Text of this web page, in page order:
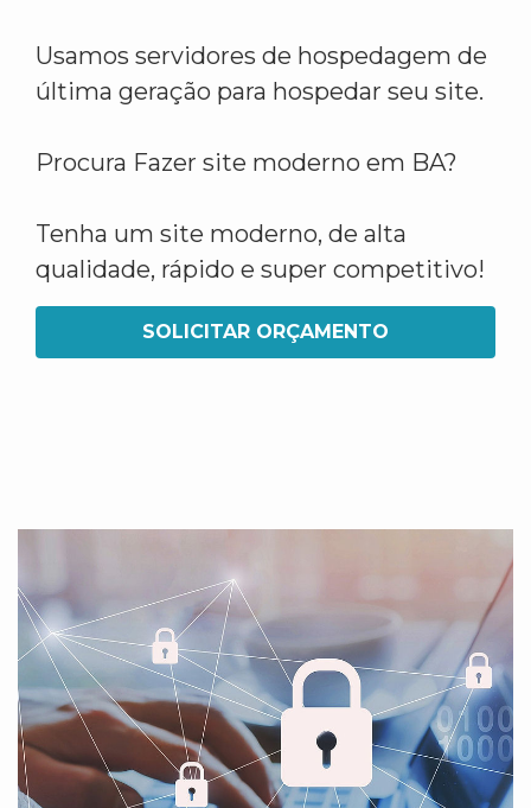
Usamos servidores de hospedagem de
última geração para hospedar seu site.
Procura Fazer site moderno em BA?
Tenha um site moderno, de alta
qualidade, rápido e super competitivo!
SOLICITAR ORÇAMENTO